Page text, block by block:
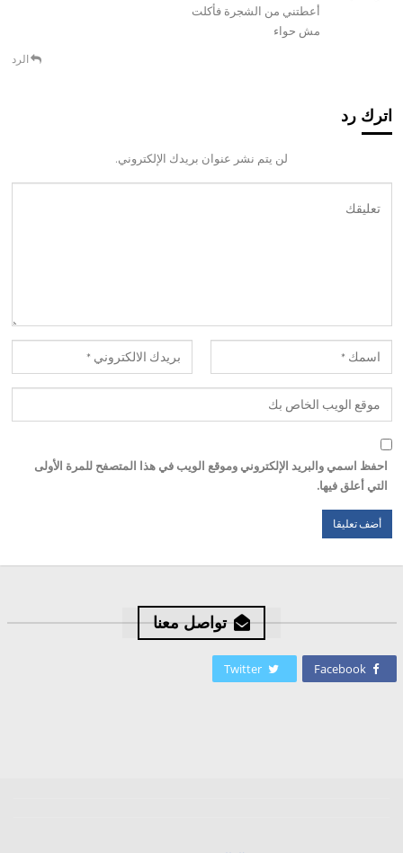
أعطتني من الشجرة فأكلت
مش حواء
الرد
اترك رد
لن يتم نشر عنوان بريدك الإلكتروني.
احفظ اسمي والبريد الإلكتروني وموقع الويب في هذا المتصفح للمرة الأولى
التي أعلق فيها.
تواصل معنا
Facebook
Twitter